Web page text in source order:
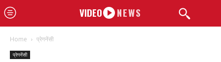
VIDEO NEWS
Home प्रेगनेंसी
प्रेगनेंसी